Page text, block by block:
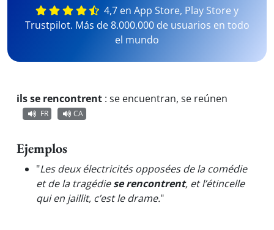
4,7 en App Store, Play Store y
Trustpilot. Más de 8.000.000 de usuarios en todo
el mundo
ils se rencontrent : se encuentran, se reúnen
FR CA
Ejemplos
"Les deux électricités opposées de la comédie
et de la tragédiese rencontrent, et l’étincelle
qui en jaillit, c’est le drame."